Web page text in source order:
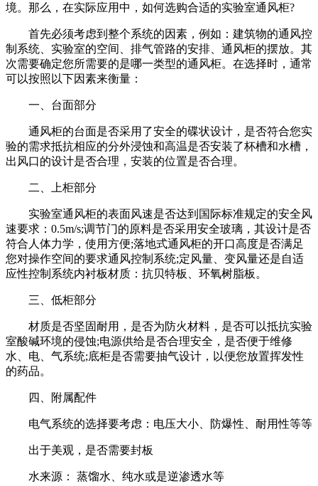
境。那么，在实际应用中，如何选购合适的实验室通风柜?
首先必须考虑到整个系统的因素，例如：建筑物的通风控
制系统、实验室的空间、排气管路的安排、通风柜的摆放。其
次需要确定您所需要的是哪一类型的通风柜。在选择时，通常
可以按照以下因素来衡量：
一、台面部分
通风柜的台面是否采用了安全的碟状设计，是否符合您实
验的需求抵抗相应的分外浸蚀和高温是否安装了杯槽和水槽，
出风口的设计是否合理，安装的位置是否合理。
二、上柜部分
实验室通风柜的表面风速是否达到国际标准规定的安全风
速要求：0.5m/s;调节门的原料是否采用安全玻璃，其设计是否
符合人体力学，使用方便;落地式通风柜的开口高度是否满足
您对操作空间的要求通风控制系统;定风量、变风量还是自适
应性控制系统内衬板材质：抗贝特板、环氧树脂板。
三、低柜部分
材质是否坚固耐用，是否为防火材料，是否可以抵抗实验
室酸碱环境的侵蚀;电源供给是否合理安全，是否便于维修
水、电、气系统;底柜是否需要抽气设计，以便您放置挥发性
的药品。
四、附属配件
电气系统的选择要考虑：电压大小、防爆性、耐用性等等
出于美观，是否需要封板
水来源： 蒸馏水、纯水或是逆渗透水等